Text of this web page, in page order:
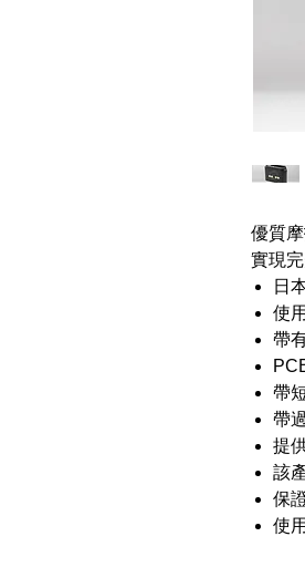
優質
實現
日
使
帶
帶
帶
提
該
保
使